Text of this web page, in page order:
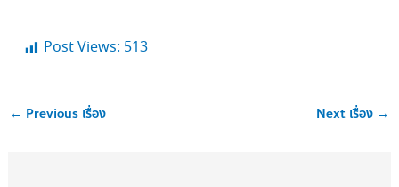
Post Views: 513
← Previous เรื่อง Next เรื่อง →